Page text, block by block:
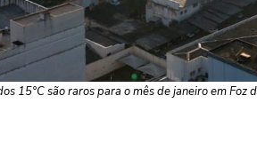
15°C são raros para o mês de janeiro em Foz